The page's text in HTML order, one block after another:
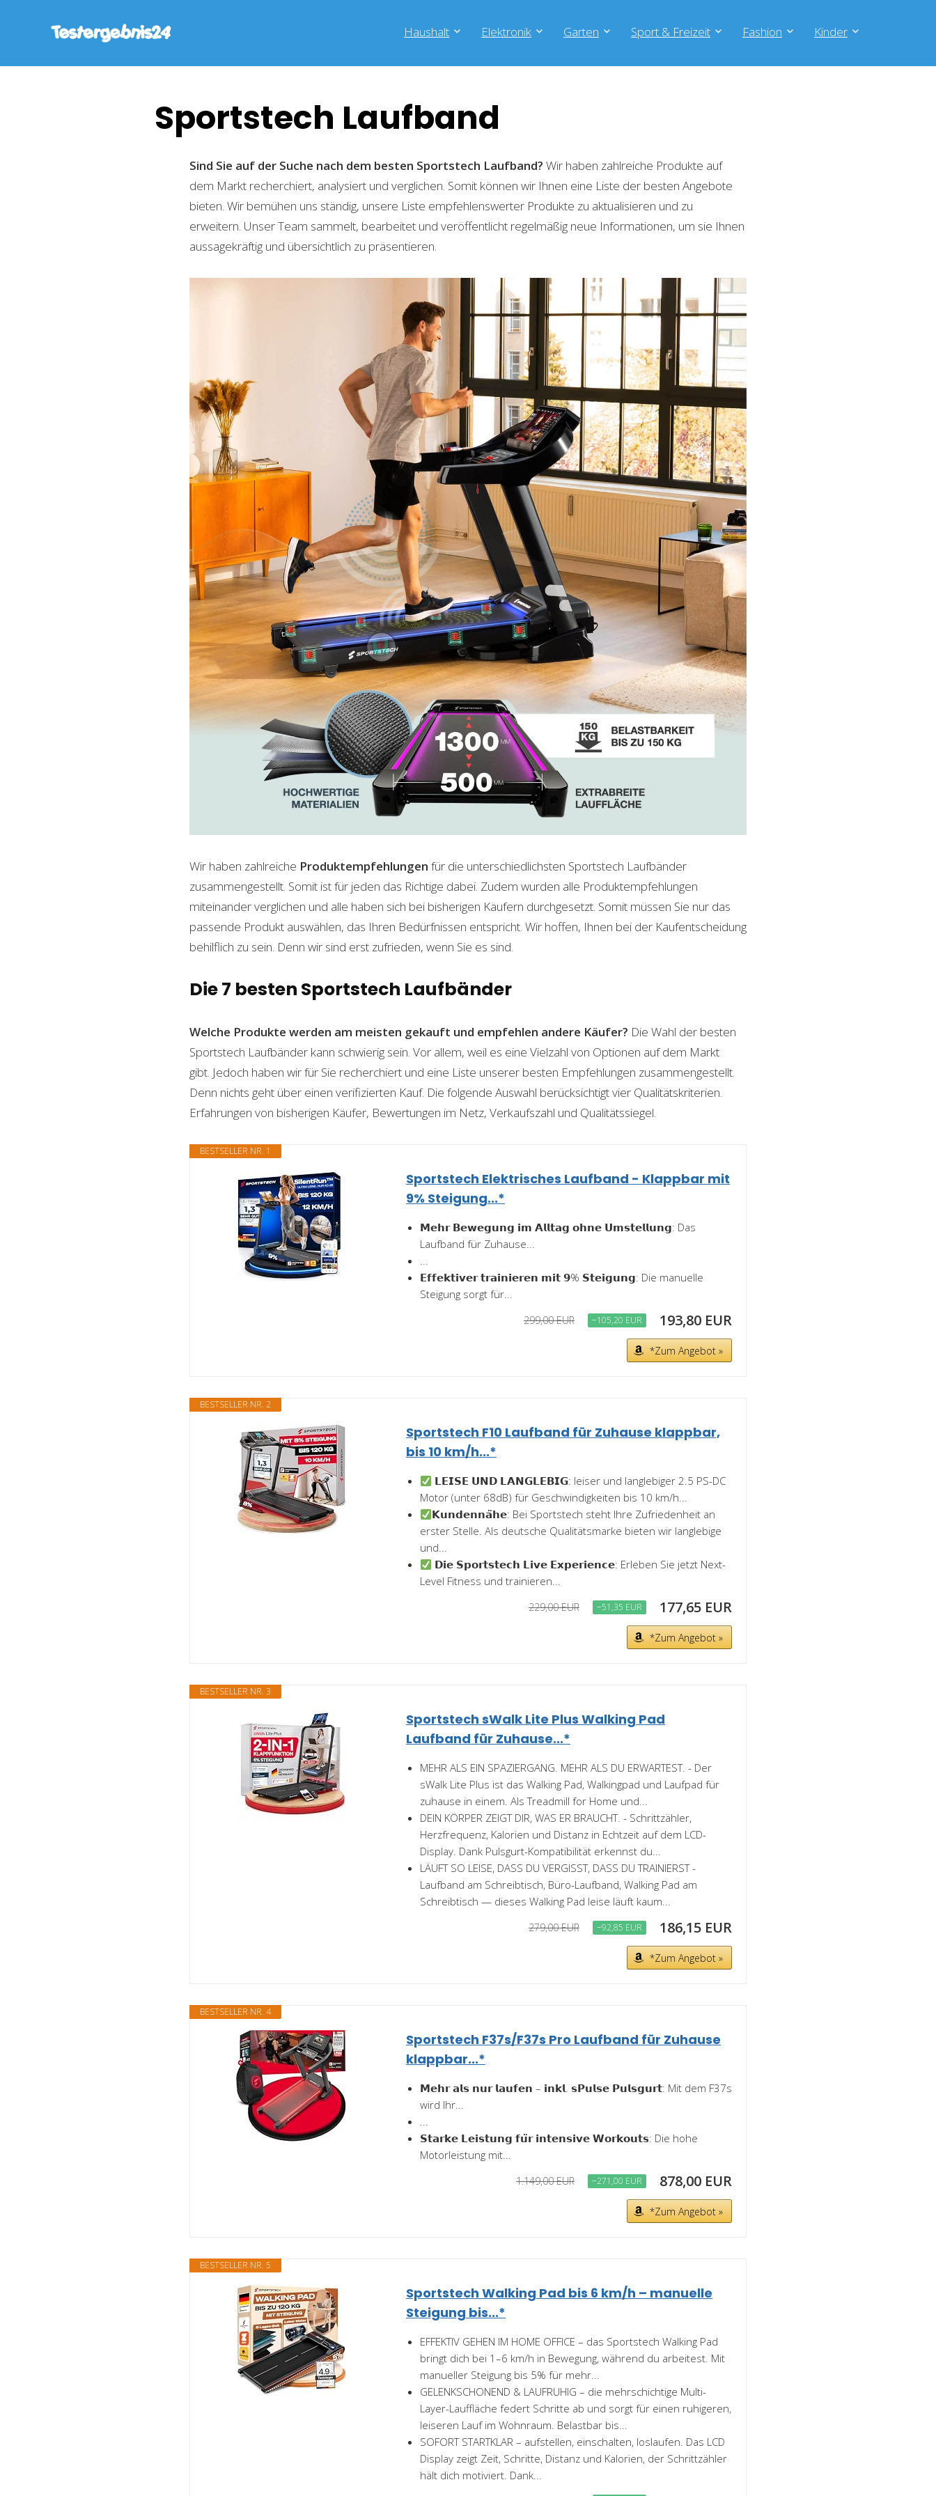
Haushalt Elektronik Garten Sport & Freizeit Fashion Kinder
Sportstech Laufband
Sind Sie auf der Suche nach dem besten Sportstech Laufband? Wir haben zahlreiche Produkte auf
dem Markt recherchiert, analysiert und verglichen. Somit können wir Ihnen eine Liste der besten Angebote
bieten. Wir bemühen uns ständig, unsere Liste empfehlenswerter Produkte zu aktualisieren und zu
erweitern. Unser Team sammelt, bearbeitet und veröffentlicht regelmäßig neue Informationen, um sie Ihnen
aussagekräftig und übersichtlich zu präsentieren.
Wir haben zahlreiche Produktempfehlungen für die unterschiedlichsten Sportstech Laufbänder
zusammengestellt. Somit ist für jeden das Richtige dabei. Zudem wurden alle Produktempfehlungen
miteinander verglichen und alle haben sich bei bisherigen Käufern durchgesetzt. Somit müssen Sie nur das
passende Produkt auswählen, das Ihren Bedürfnissen entspricht. Wir hoffen, Ihnen bei der Kaufentscheidung
behilflich zu sein. Denn wir sind erst zufrieden, wenn Sie es sind.
Die 7 besten Sportstech Laufbänder
Welche Produkte werden am meisten gekauft und empfehlen andere Käufer? Die Wahl der besten
Sportstech Laufbänder kann schwierig sein. Vor allem, weil es eine Vielzahl von Optionen auf dem Markt
gibt. Jedoch haben wir für Sie recherchiert und eine Liste unserer besten Empfehlungen zusammengestellt.
Denn nichts geht über einen verifizierten Kauf. Die folgende Auswahl berücksichtigt vier Qualitätskriterien.
Erfahrungen von bisherigen Käufer, Bewertungen im Netz, Verkaufszahl und Qualitätssiegel.
BESTSELLER NR. 1
Sportstech Elektrisches Laufband - Klappbar mit
9% Steigung...*
𝗠𝗲𝗵𝗿 𝗕𝗲𝘄𝗲𝗴𝘂𝗻𝗴 𝗶𝗺 𝗔𝗹𝗹𝘁𝗮𝗴 𝗼𝗵𝗻𝗲 𝗨𝗺𝘀𝘁𝗲𝗹𝗹𝘂𝗻𝗴: Das
Laufband für Zuhause...
...
𝗘𝗳𝗳𝗲𝗸𝘁𝗶𝘃𝗲𝗿 𝘁𝗿𝗮𝗶𝗻𝗶𝗲𝗿𝗲𝗻 𝗺𝗶𝘁 𝟵% 𝗦𝘁𝗲𝗶𝗴𝘂𝗻𝗴: Die manuelle
Steigung sorgt für...
299,00 EUR −105,20 EUR 193,80 EUR
*Zum Angebot »
BESTSELLER NR. 2
Sportstech F10 Laufband für Zuhause klappbar,
bis 10 km/h...*
𝗟𝗘𝗜𝗦𝗘 𝗨𝗡𝗗 𝗟𝗔𝗡𝗚𝗟𝗘𝗕𝗜𝗚: leiser und langlebiger 2.5 PS-DC
Motor (unter 68dB) für Geschwindigkeiten bis 10 km/h...
𝗞𝘂𝗻𝗱𝗲𝗻𝗻𝗮̈𝗵𝗲: Bei Sportstech steht Ihre Zufriedenheit an
erster Stelle. Als deutsche Qualitätsmarke bieten wir langlebige
und...
𝗗𝗶𝗲 𝗦𝗽𝗼𝗿𝘁𝘀𝘁𝗲𝗰𝗵 𝗟𝗶𝘃𝗲 𝗘𝘅𝗽𝗲𝗿𝗶𝗲𝗻𝗰𝗲: Erleben Sie jetzt Next-
Level Fitness und trainieren...
229,00 EUR −51,35 EUR 177,65 EUR
*Zum Angebot »
BESTSELLER NR. 3
Sportstech sWalk Lite Plus Walking Pad
Laufband für Zuhause...*
MEHR ALS EIN SPAZIERGANG. MEHR ALS DU ERWARTEST. - Der
sWalk Lite Plus ist das Walking Pad, Walkingpad und Laufpad für
zuhause in einem. Als Treadmill for Home und...
DEIN KÖRPER ZEIGT DIR, WAS ER BRAUCHT. - Schrittzähler,
Herzfrequenz, Kalorien und Distanz in Echtzeit auf dem LCD-
Display. Dank Pulsgurt-Kompatibilität erkennst du...
LÄUFT SO LEISE, DASS DU VERGISST, DASS DU TRAINIERST -
Laufband am Schreibtisch, Büro-Laufband, Walking Pad am
Schreibtisch — dieses Walking Pad leise läuft kaum...
279,00 EUR −92,85 EUR 186,15 EUR
*Zum Angebot »
BESTSELLER NR. 4
Sportstech F37s/F37s Pro Laufband für Zuhause
klappbar...*
𝗠𝗲𝗵𝗿 𝗮𝗹𝘀 𝗻𝘂𝗿 𝗹𝗮𝘂𝗳𝗲𝗻 – 𝗶𝗻𝗸𝗹. 𝘀𝗣𝘂𝗹𝘀𝗲 𝗣𝘂𝗹𝘀𝗴𝘂𝗿𝘁: Mit dem F37s
wird Ihr...
...
𝗦𝘁𝗮𝗿𝗸𝗲 𝗟𝗲𝗶𝘀𝘁𝘂𝗻𝗴 𝗳𝘂̈𝗿 𝗶𝗻𝘁𝗲𝗻𝘀𝗶𝘃𝗲 𝗪𝗼𝗿𝗸𝗼𝘂𝘁𝘀: Die hohe
Motorleistung mit...
1.149,00 EUR −271,00 EUR 878,00 EUR
*Zum Angebot »
BESTSELLER NR. 5
Sportstech Walking Pad bis 6 km/h – manuelle
Steigung bis...*
EFFEKTIV GEHEN IM HOME OFFICE – das Sportstech Walking Pad
bringt dich bei 1–6 km/h in Bewegung, während du arbeitest. Mit
manueller Steigung bis 5% für mehr...
GELENKSCHONEND & LAUFRUHIG – die mehrschichtige Multi-
Layer-Lauffläche federt Schritte ab und sorgt für einen ruhigeren,
leiseren Lauf im Wohnraum. Belastbar bis...
SOFORT STARTKLAR – aufstellen, einschalten, loslaufen. Das LCD
Display zeigt Zeit, Schritte, Distanz und Kalorien, der Schrittzähler
hält dich motiviert. Dank...